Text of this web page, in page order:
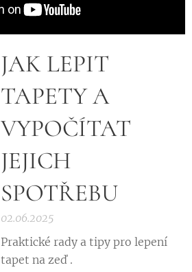
JAK LEPIT
TAPETY A
VYPOČÍTAT
JEJICH
SPOTŘEBU
02.06.2025
Praktické rady a tipy pro lepení
tapet na zeď .